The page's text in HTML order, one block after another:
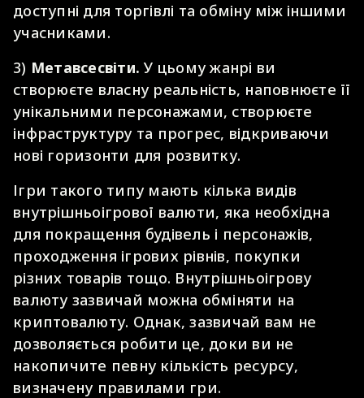
доступні для торгівлі та обміну між іншими
учасниками.
3) Метавсесвіти. У цьому жанрі ви
створюєте власну реальність, наповнюєте її
унікальними персонажами, створюєте
інфраструктуру та прогрес, відкриваючи
нові горизонти для розвитку.
Ігри такого типу мають кілька видів
внутрішньоігрової валюти, яка необхідна
для покращення будівель і персонажів,
проходження ігрових рівнів, покупки
різних товарів тощо. Внутрішньоігрову
валюту зазвичай можна обміняти на
криптовалюту. Однак, зазвичай вам не
дозволяється робити це, доки ви не
накопичите певну кількість ресурсу,
визначену правилами гри.